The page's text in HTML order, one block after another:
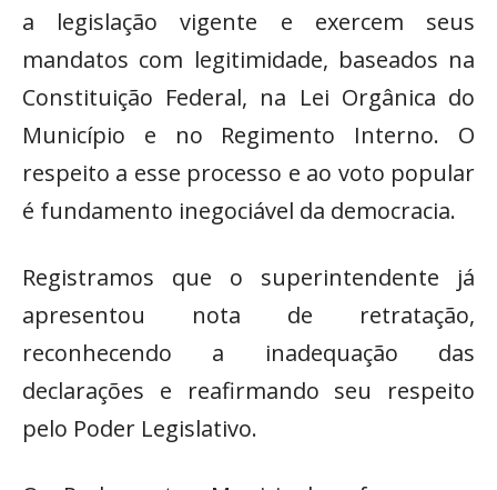
a legislação vigente e exercem seus
mandatos com legitimidade, baseados na
Constituição Federal, na Lei Orgânica do
Município e no Regimento Interno. O
respeito a esse processo e ao voto popular
é fundamento inegociável da democracia.
Registramos que o superintendente já
apresentou nota de retratação,
reconhecendo a inadequação das
declarações e reafirmando seu respeito
pelo Poder Legislativo.